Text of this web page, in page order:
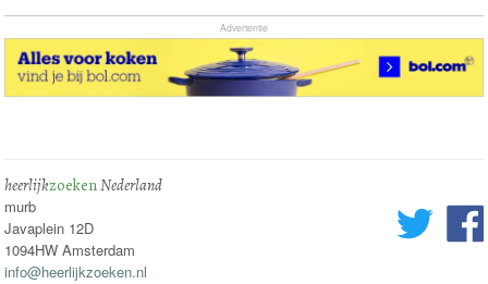
Advertentie
heerlijkzoekenNederland
murb
Javaplein 12D
1094HW Amsterdam
info@heerlijkzoeken.nl